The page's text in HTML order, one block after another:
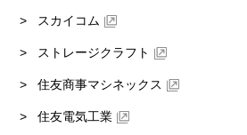
スカイコム
ストレージクラフト
住友商事マシネックス
住友電気工業